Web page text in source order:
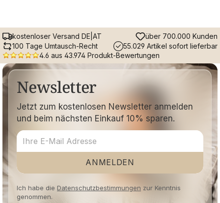
kostenloser Versand DE|AT
über 700.000 Kunden
100 Tage Umtausch-Recht
55.029 Artikel sofort lieferbar
4.6 aus 43.974 Produkt-Bewertungen
Newsletter
Jetzt zum kostenlosen Newsletter anmelden
und beim nächsten Einkauf 10% sparen.
ANMELDEN
Ich habe die Datenschutzbestimmungen zur Kenntnis
genommen.